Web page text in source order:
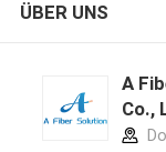
ÜBER UNS
A
Co.,